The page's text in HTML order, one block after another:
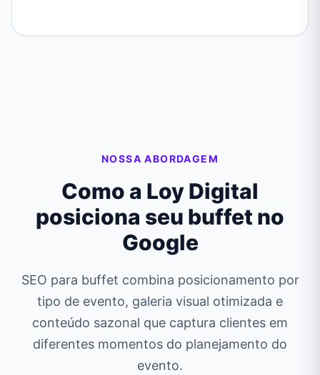
NOSSA ABORDAGEM
Como a Loy Digital
posiciona seu buffet no
Google
SEO para buffet combina posicionamento por
tipo de evento, galeria visual otimizada e
conteúdo sazonal que captura clientes em
diferentes momentos do planejamento do
evento.